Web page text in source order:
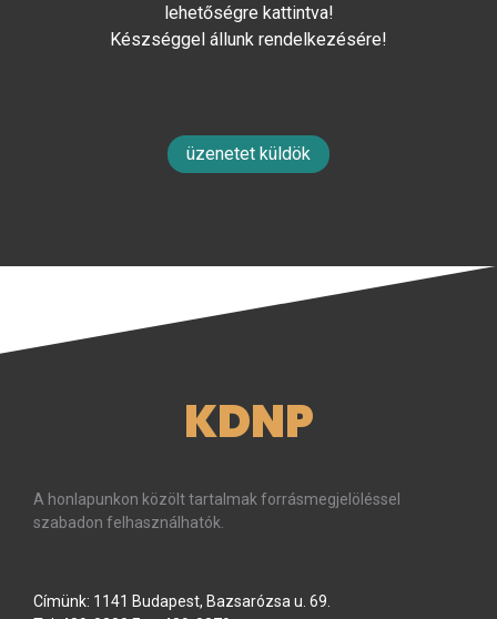
lehetőségre kattintva!
Készséggel állunk rendelkezésére!
üzenetet küldök
KDNP
A honlapunkon közölt tartalmak forrásmegjelöléssel
szabadon felhasználhatók.
Címünk: 1141 Budapest, Bazsarózsa u. 69.